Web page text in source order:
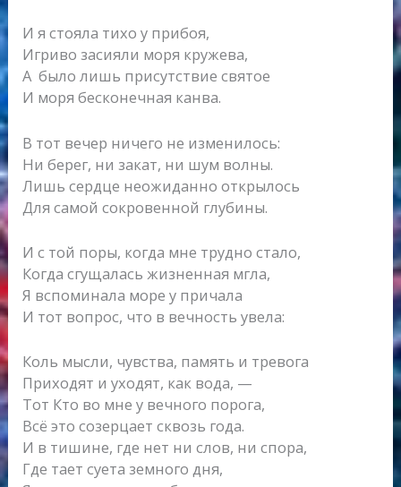
И я стояла тихо у прибоя,
Игриво засияли моря кружева,
А было лишь присутствие святое
И моря бесконечная канва.
В тот вечер ничего не изменилось:
Ни берег, ни закат, ни шум волны.
Лишь сердце неожиданно открылось
Для самой сокровенной глубины.
И с той поры, когда мне трудно стало,
Когда сгущалась жизненная мгла,
Я вспоминала море у причала
И тот вопрос, что в вечность увела:
Коль мысли, чувства, память и тревога
Приходят и уходят, как вода, —
Тот Кто во мне у вечного порога,
Всё это созерцает сквозь года.
И в тишине, где нет ни слов, ни спора,
Где тает суета земного дня,